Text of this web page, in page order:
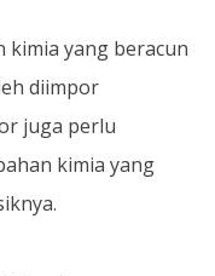
kimia yang beracun
diimpor
juga perlu
kimia yang